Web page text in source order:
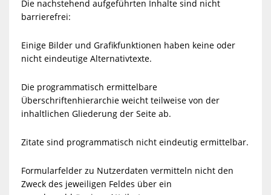
Die nachstehend aufgeführten Inhalte sind nicht
barrierefrei:
Einige Bilder und Grafikfunktionen haben keine oder
nicht eindeutige Alternativtexte.
Die programmatisch ermittelbare
Überschriftenhierarchie weicht teilweise von der
inhaltlichen Gliederung der Seite ab.
Zitate sind programmatisch nicht eindeutig ermittelbar.
Formularfelder zu Nutzerdaten vermitteln nicht den
Zweck des jeweiligen Feldes über ein